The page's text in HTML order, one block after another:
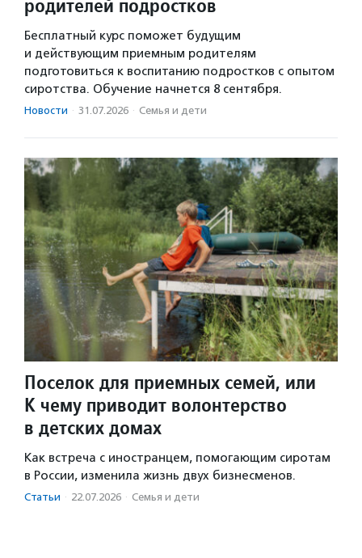
родителей подростков
Бесплатный курс поможет будущим
и действующим приемным родителям
подготовиться к воспитанию подростков с опытом
сиротства. Обучение начнется 8 сентября.
Новости · 31.07.2026 · Семья и дети
Поселок для приемных семей, или
К чему приводит волонтерство
в детских домах
Как встреча с иностранцем, помогающим сиротам
в России, изменила жизнь двух бизнесменов.
Статьи · 22.07.2026 · Семья и дети